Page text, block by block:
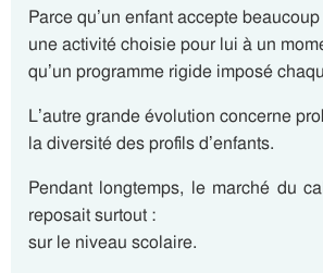
Parce qu’un enfant accepte
une activité choisie pour lui à un
qu’un programme rigide imposé
L’autre grande évolution concerne
la diversité des profils d’enfants.
Pendant longtemps, le marché du
reposait surtout :
sur le niveau scolaire.